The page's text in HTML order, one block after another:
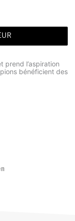
prend l’aspiration
bénéficient des